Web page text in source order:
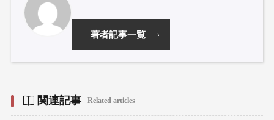
著者記事一覧
関連記事 Related articles